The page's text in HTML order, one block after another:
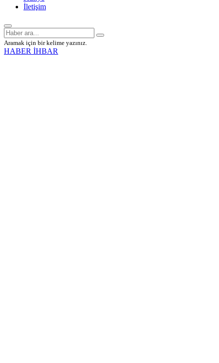
İletişim
Aramak için bir kelime yazınız.
HABER İHBAR